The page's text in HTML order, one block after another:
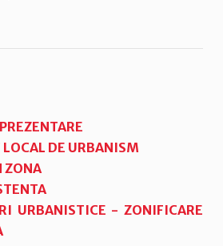
DE URBANISM
ZONA
URBANISTICE - ZONIFICARE